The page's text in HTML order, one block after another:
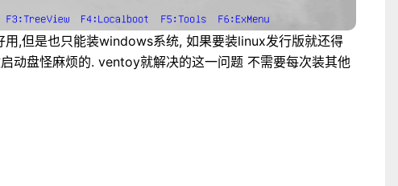
用,但是也只能装windows系统, 如果要装linux发行版就还得
动盘怪麻烦的. ventoy就解决的这一问题 不需要每次装其他